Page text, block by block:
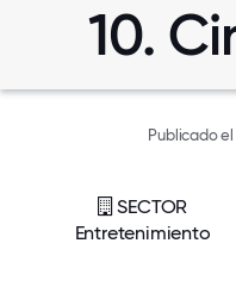
10.
Publicado
SECTOR
Entretenimiento